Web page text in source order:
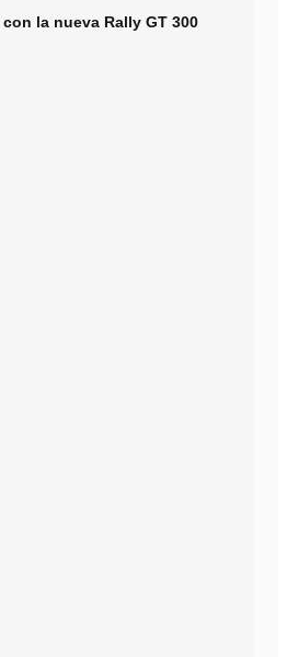
la nueva Rally GT 300